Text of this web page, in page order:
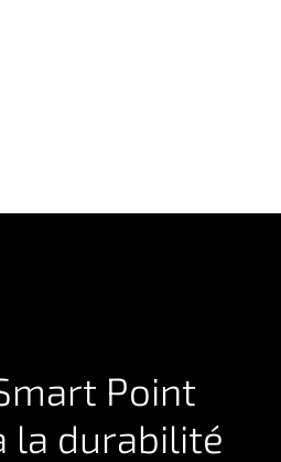
Point
la durabilité